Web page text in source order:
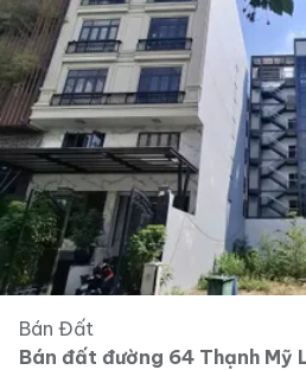
Bán Đất
Bán đất đường 64 Thạnh Mỹ